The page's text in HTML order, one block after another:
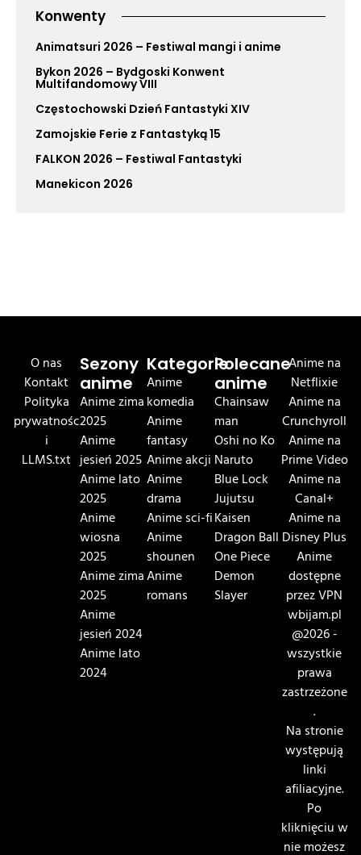
Konwenty
Animatsuri 2026 – Festiwal mangi i anime
Bykon 2026 – Bydgoski Konwent
Multifandomowy VIII
Częstochowski Dzień Fantastyki XIV
Zamojskie Ferie z Fantastyką 15
FALKON 2026 – Festiwal Fantastyki
Manekicon 2026
O nas
Kontakt
Polityka
prywatnośc
i
LLMS.txt
Sezony
anime
Anime zima
2025
Anime
jesień 2025
Anime lato
2025
Anime
wiosna
2025
Anime zima
2025
Anime
jesień 2024
Anime lato
2024
Kategorie
Anime
komedia
Anime
fantasy
Anime akcji
Anime
drama
Anime sci-fi
Anime
shounen
Anime
romans
Polecane
anime
Chainsaw
man
Oshi no Ko
Naruto
Blue Lock
Jujutsu
Kaisen
Dragon Ball
One Piece
Demon
Slayer
Anime na
Netflixie
Anime na
Crunchyroll
Anime na
Prime Video
Anime na
Canal+
Anime na
Disney Plus
Anime
dostępne
przez VPN
wbijam.pl
@2026 -
wszystkie
prawa
zastrzeżone
.
Na stronie
występują
linki
afiliacyjne.
Po
kliknięciu w
nie możesz